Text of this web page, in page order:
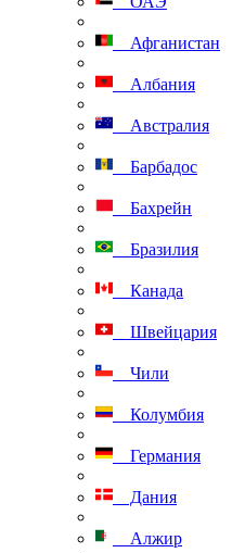
Афганистан
Албания
Австралия
Барбадос
Бахрейн
Бразилия
Канада
Швейцария
Чили
Колумбия
Германия
Дания
Алжир